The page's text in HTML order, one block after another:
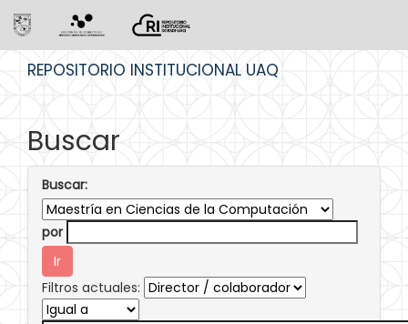
REPOSITORIO INSTITUCIONAL UAQ
Buscar
Buscar:
por
Filtros actuales: